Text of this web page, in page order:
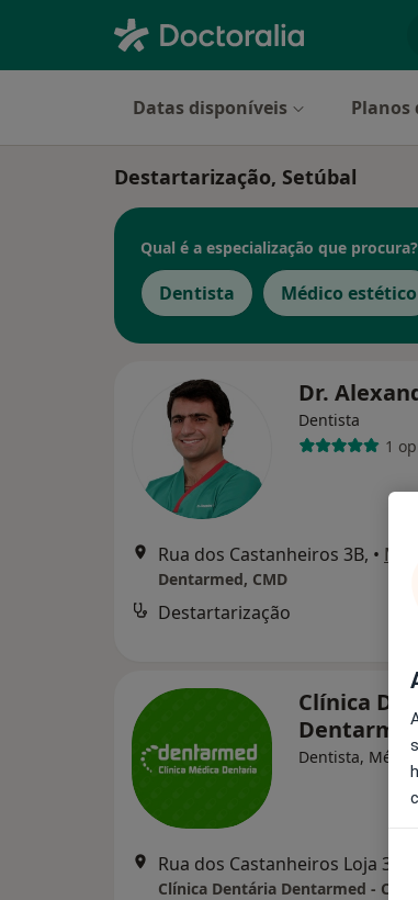
Datas disponíveis Planos
Destartarização, Setúbal
Qual é a especialização que procura?
Dentista Médico estético
Dr.
Dentista
1
Rua dos Castanheiros 3B, •
Dentarmed, CMD
Destartarização
Clínica
Dentista,
Rua dos Castanheiros Loja 3B,
Clínica Dentária Dentarmed - CMD